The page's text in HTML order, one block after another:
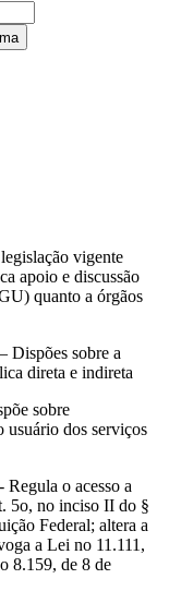
vigente
apoio e discussão
quanto a órgãos
Dispões sobre a
direta e indireta
sobre
usuário dos serviços
o acesso a
5o, no inciso II do §
Federal; altera a
a Lei no 11.111,
8.159, de 8 de